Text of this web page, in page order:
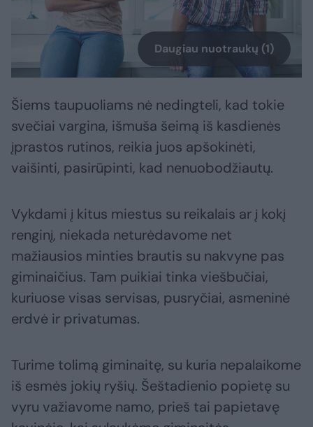
Daugiau nuotraukų (1)
Šiems taupuoliams nė nedingteli, kad tokie
svečiai vargina, išmuša šeimą iš kasdienės
įprastos rutinos, reikia juos apšokinėti,
vaišinti, pasirūpinti, kad nenuobodžiautų.
Vykdami į kitus miestus su reikalais ar į kokį
renginį, niekada neturėdavome net
mažiausios minties brautis su nakvyne pas
giminaičius. Tam puikiai tinka viešbučiai,
kuriuose visas servisas, pusryčiai, asmeninė
erdvė ir privatumas.
Turime tolimą giminaitę, su kuria nepalaikome
iš esmės jokių ryšių. Šeštadienio popietę su
vyru važiavome namo, prieš tai papietavę